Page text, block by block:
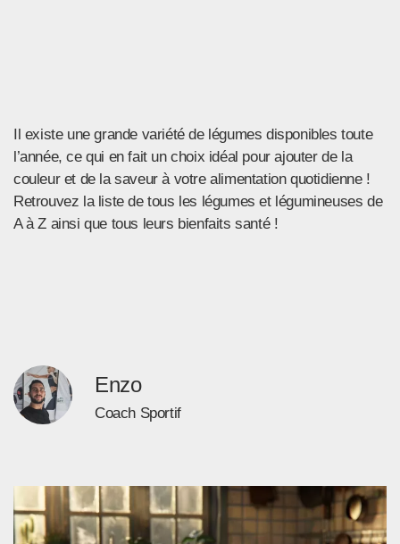
Il existe une grande variété de légumes disponibles toute
l’année, ce qui en fait un choix idéal pour ajouter de la
couleur et de la saveur à votre alimentation quotidienne !
Retrouvez la liste de tous les légumes et légumineuses de
A à Z ainsi que tous leurs bienfaits santé !
Enzo
Coach Sportif